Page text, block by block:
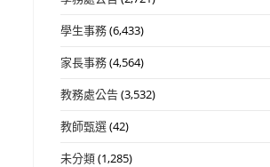
學生事務(6,433)
家長事務(4,564)
教務處公告(3,532)
教師甄選(42)
未分類(1,285)